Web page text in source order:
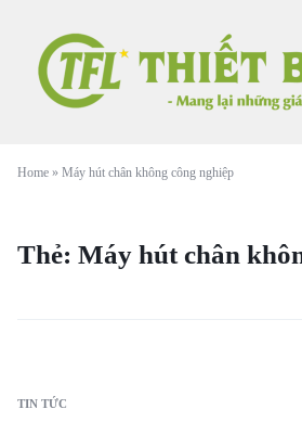
Home » Máy hút chân không công nghiệp
Thẻ: Máy hút chân
TIN TỨC